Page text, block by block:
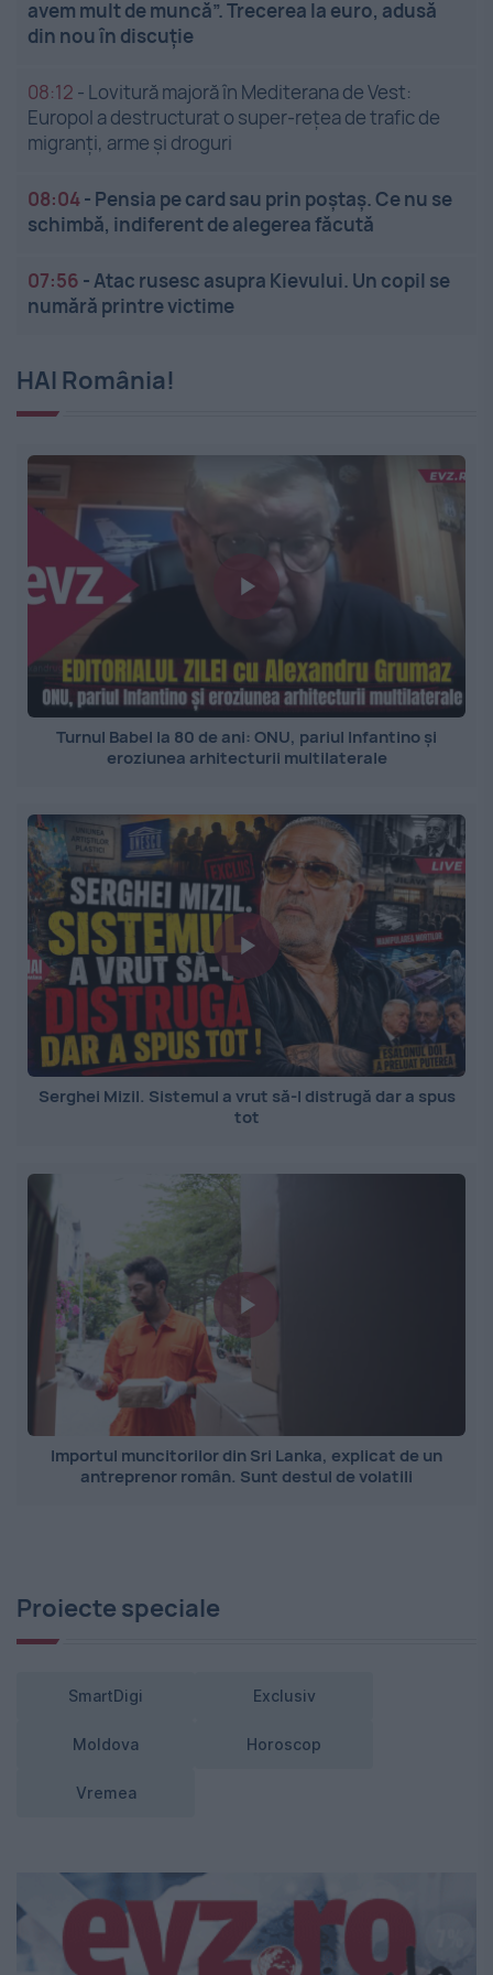
avem mult de muncă”. Trecerea la euro, adusă
din nou în discuție
08:12 - Lovitură majoră în Mediterana de Vest:
Europol a destructurat o super-rețea de trafic de
migranți, arme și droguri
08:04- Pensia pe card sau prin poștaș. Ce nu se
schimbă, indiferent de alegerea făcută
07:56 - Atac rusesc asupra Kievului. Un copil se
numără printre victime
HAI România!
Turnul Babel la 80 de ani: ONU, pariul Infantino și
eroziunea arhitecturii multilaterale
Serghei Mizil. Sistemul a vrut să-l distrugă dar a spus
tot
Importul muncitorilor din Sri Lanka, explicat de un
antreprenor român. Sunt destul de volatili
Proiecte speciale
SmartDigi Exclusiv
Moldova Horoscop
Vremea